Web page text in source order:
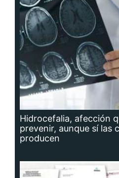
Hidrocefalia, afección
prevenir, aunque sí las
producen